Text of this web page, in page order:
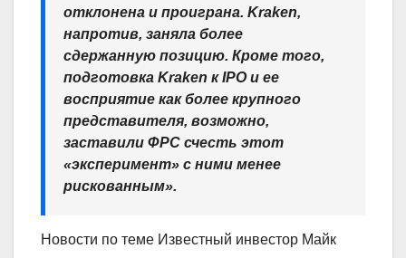
отклонена и проиграна. Kraken,
напротив, заняла более
сдержанную позицию. Кроме того,
подготовка Kraken к IPO и ее
восприятие как более крупного
представителя, возможно,
заставили ФРС счесть этот
«эксперимент» с ними менее
рискованным».
Новости по теме Известный инвестор Майк